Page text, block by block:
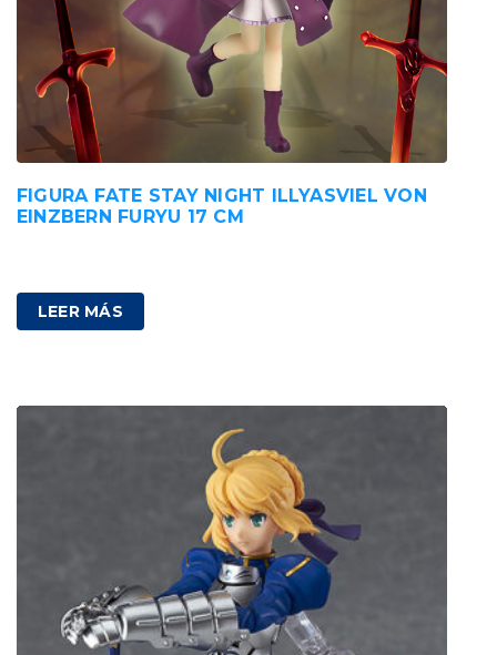
FIGURA FATE STAY NIGHT ILLYASVIEL VON
EINZBERN FURYU 17 CM
LEER MÁS